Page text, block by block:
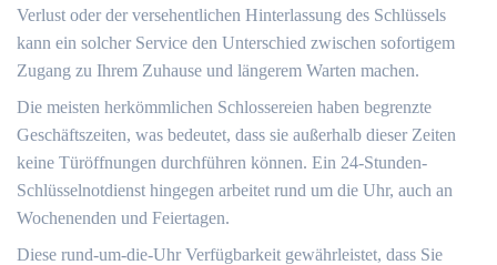
Verlust oder der versehentlichen Hinterlassung des Schlüssels
kann ein solcher Service den Unterschied zwischen sofortigem
Zugang zu Ihrem Zuhause und längerem Warten machen.​
Die meisten herkömmlichen Schlossereien haben begrenzte
Geschäftszeiten, was bedeutet, dass sie außerhalb dieser Zeiten
keine Türöffnungen durchführen können.​ Ein 24-Stunden-
Schlüsselnotdienst hingegen arbeitet rund um die Uhr, auch an
Wochenenden und Feiertagen.
Diese rund-um-die-Uhr Verfügbarkeit gewährleistet, dass Sie